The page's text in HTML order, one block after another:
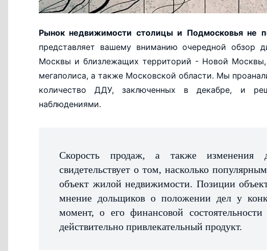
Рынок недвижимости столицы и Подмосковья не
представляет вашему вниманию очередной обзор
Москвы и близлежащих территорий - Новой Москвы,
мегаполиса, а также Московской области. Мы
количество ДДУ, заключенных в декабре, и
наблюдениями.
Скорость продаж, а также
свидетельствует о том, насколько
объект жилой недвижимости. Позиции
мнение дольщиков о положении дел у
момент, о его финансовой
действительно привлекательный продукт.